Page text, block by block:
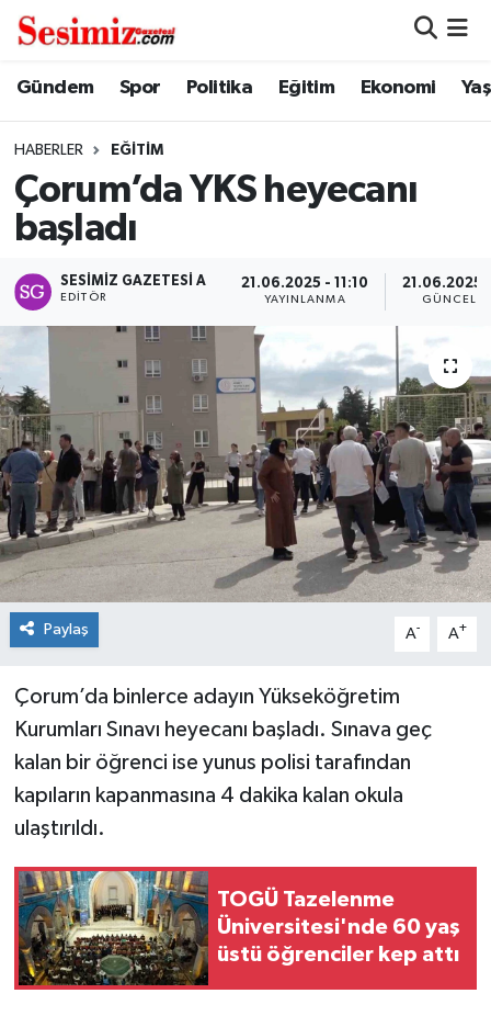
Gündem Spor Politika Eğitim Ekonomi
HABERLER EĞITIM
Çorum’da YKS heyecanı
başladı
SESIMIZ GAZETESI A
EDITÖR
21.06.2025 - 11:10
YAYINLANMA
21.06.2025 -
Paylaş A- A+
Çorum’da binlerce adayın Yükseköğretim
Kurumları Sınavı heyecanı başladı. Sınava geç
kalan bir öğrenci ise yunus polisi tarafından
kapıların kapanmasına 4 dakika kalan okula
ulaştırıldı.
TOGÜ Tazelenme
Üniversitesi'nde 60 yaş
üstü öğrenciler kep attı
Dünya
Ekonomi
Genel
Gündem
Magazin
Politika
Sağlık
Spor
Tokat Haberleri
Yaşam
Nöbetçi Eczaneler
Hava Durumu
Namaz Vakitleri
Trafik Durumu
Süper Lig Puan Durumu ve Fikstür
Tüm Manşetler
Son Dakika Haberleri
Haber Arşivi